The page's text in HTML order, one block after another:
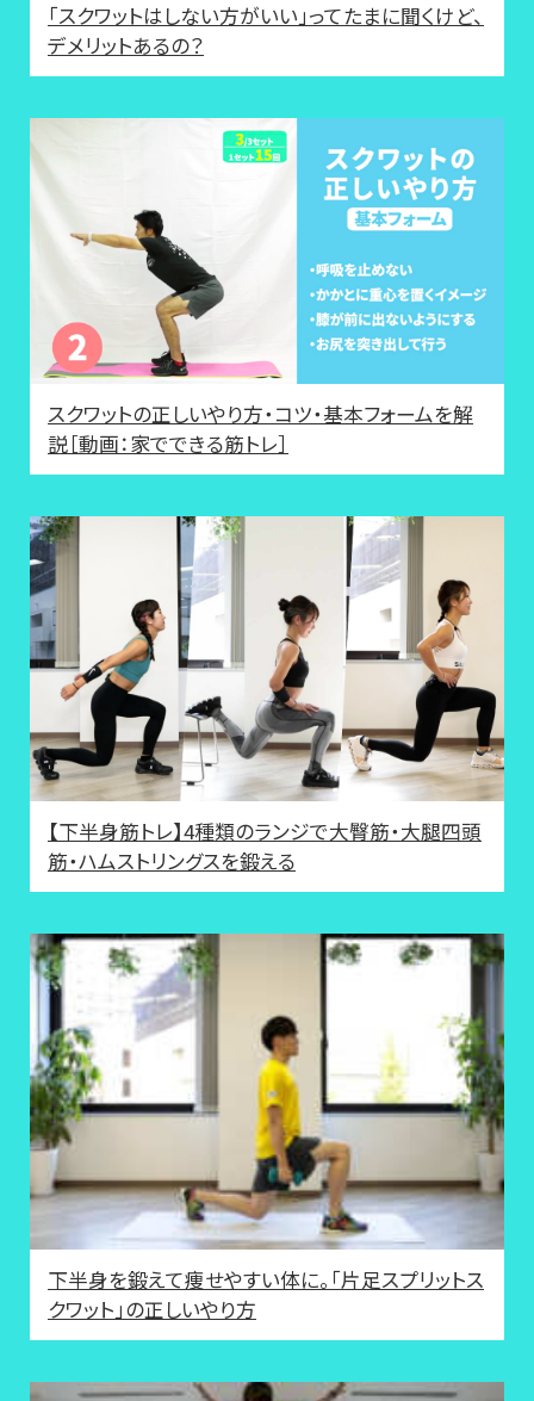
「スクワットはしない方がいい」ってたまに聞くけど、
デメリットあるの？
スクワットの正しいやり方・コツ・基本フォームを解
説［動画：家でできる筋トレ］
【下半身筋トレ】4種類のランジで大臀筋・大腿四頭
筋・ハムストリングスを鍛える
下半身を鍛えて痩せやすい体に。「片足スプリットス
クワット」の正しいやり方